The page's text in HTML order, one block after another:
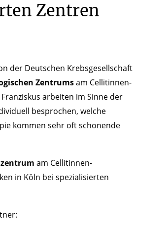
Zentren
der Deutschen Krebsgesellschaft
Zentrumsam Cellitinnen-
arbeiten im Sinne der
besprochen, welche
kommen sehr oft schonende
am Cellitinnen-
in Köln bei spezialisierten